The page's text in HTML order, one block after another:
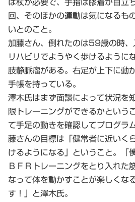
回、そのほかの運動は気になるも
いとのこと。
加藤さん、倒れたのは59歳の時
リハビリでようやく歩けるように
肢静脈瘤がある。右足が上下に動
手帳を持っている。
澤木氏はまず面談によって状況を
限トレーニングができるかという
て手足の動きを確認してプログラ
藤さんの目標は「健常者に近いく
けるようになる」ということ。「
ＢＦＲトレーニングをとり入れた
なって体を動かすことが楽しくな
す！」と澤木氏。